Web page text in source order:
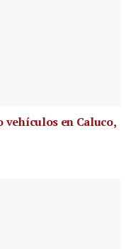
vehículos en Caluco,